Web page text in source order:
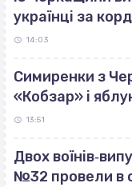
українці за
14:03
Симиренки з
«Кобзар» і
13:51
Двох
№32 провели в